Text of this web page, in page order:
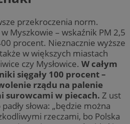
przekroczenia norm.
Myszkowie – wskaźnik PM 2,5
procent. Nieznacznie wyższe
w większych miastach
czy Mysłowice. W całym
sięgały 100 procent –
rządu na palenie
surowcami w piecach. Z ust
słowa: „będzie można
rzeczami, bo Polska